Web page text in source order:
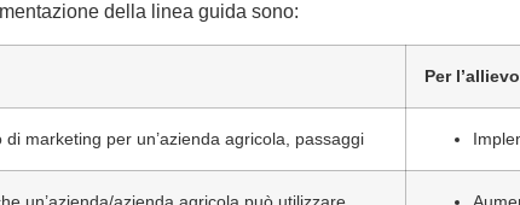
della linea guida sono:
Per l’allievo
marketing per un’azienda agricola, passaggi
un’azienda/azienda agricola può utilizzare